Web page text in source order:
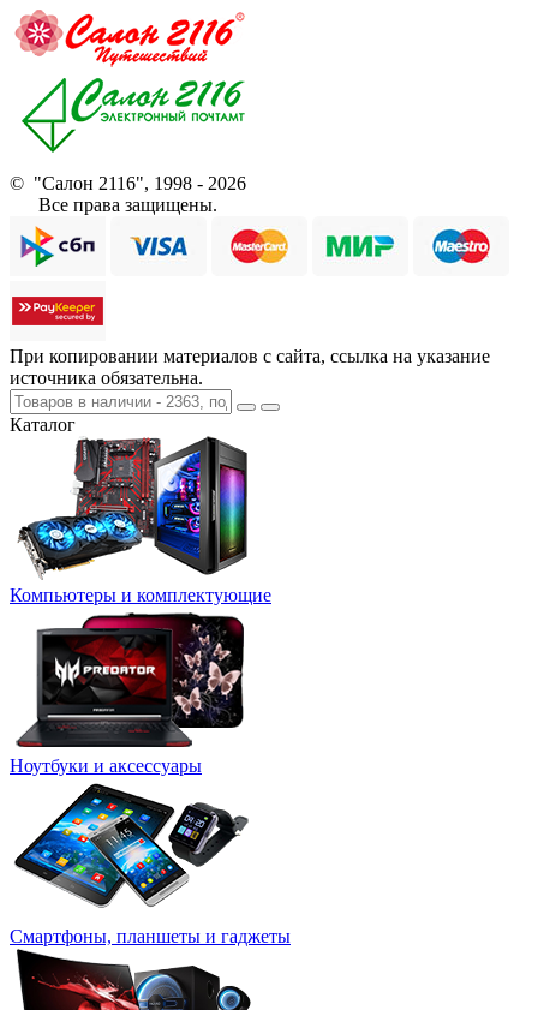
© "Салон 2116", 1998 - 2026
Все права защищены.
При копировании материалов с сайта, ссылка на указание
источника обязательна.
Каталог
Компьютеры и комплектующие
Ноутбуки и аксессуары
Смартфоны, планшеты и гаджеты